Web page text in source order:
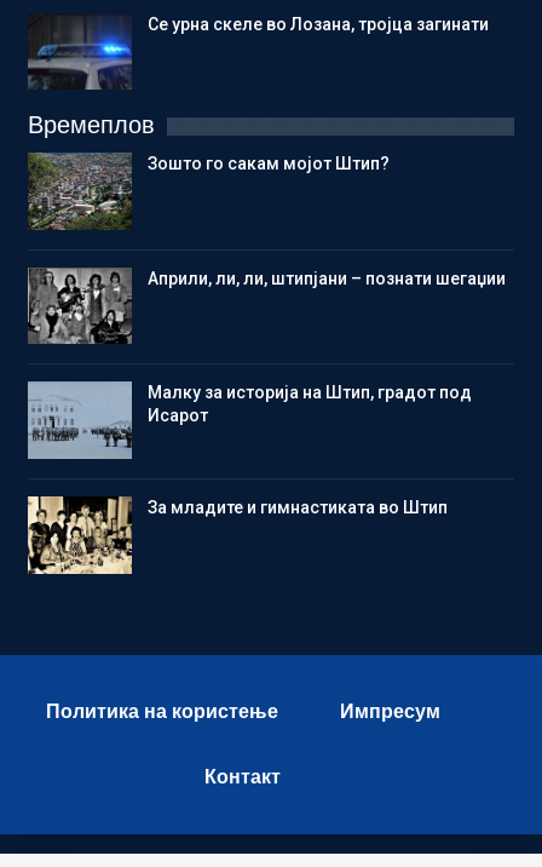
Се урна скеле во Лозана, тројца загинати
Времеплов
Зошто го сакам мојот Штип?
Aприли, ли, ли, штипјани – познати шегаџии
Малку за историја на Штип, градот под
Исарот
Зa младите и гимнастиката во Штип
Политика на користење Импресум
Контакт